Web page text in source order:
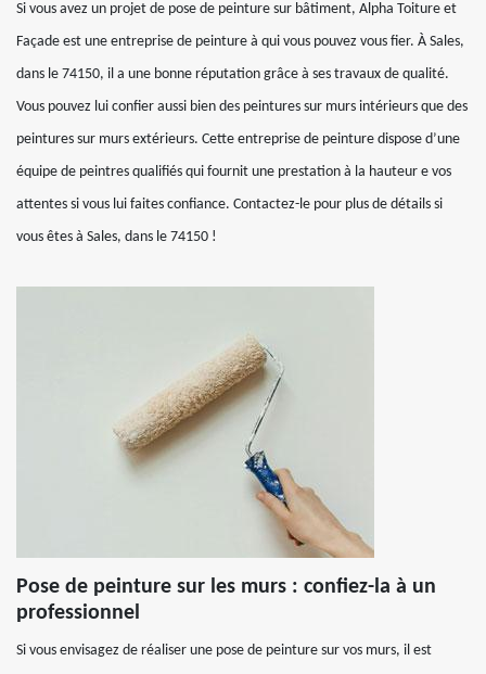
Si vous avez un projet de pose de peinture sur bâtiment, Alpha Toiture et
Façade est une entreprise de peinture à qui vous pouvez vous fier. À Sales,
dans le 74150, il a une bonne réputation grâce à ses travaux de qualité.
Vous pouvez lui confier aussi bien des peintures sur murs intérieurs que des
peintures sur murs extérieurs. Cette entreprise de peinture dispose d’une
équipe de peintres qualifiés qui fournit une prestation à la hauteur e vos
attentes si vous lui faites confiance. Contactez-le pour plus de détails si
vous êtes à Sales, dans le 74150 !
Pose de peinture sur les murs : confiez-la à un
professionnel
Si vous envisagez de réaliser une pose de peinture sur vos murs, il est